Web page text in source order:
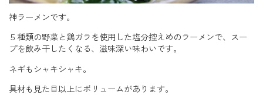
神ラーメンです。
５種類の野菜と鶏ガラを使用した塩分控えめのラーメンで、スー
プを飲み干したくなる、滋味深い味わいです。
ネギもシャキシャキ。
具材も見た目以上にボリュームがあります。